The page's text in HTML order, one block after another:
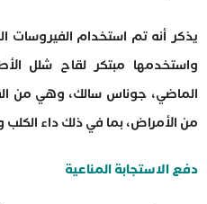
يذكر أنه تم استخدام الفيروسات
واستخدمها مبتكر لقاح شلل
الماضي، جوناس سالك، وهي من
من الأمراض، بما في ذلك داء الكلب
دفع الاستجابة المناعية